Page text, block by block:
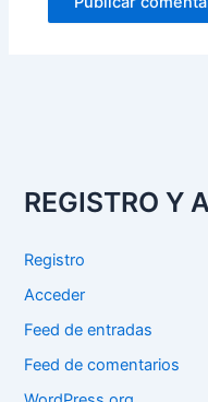
REGISTRO Y
Registro
Acceder
Feed de entradas
Feed de comentarios